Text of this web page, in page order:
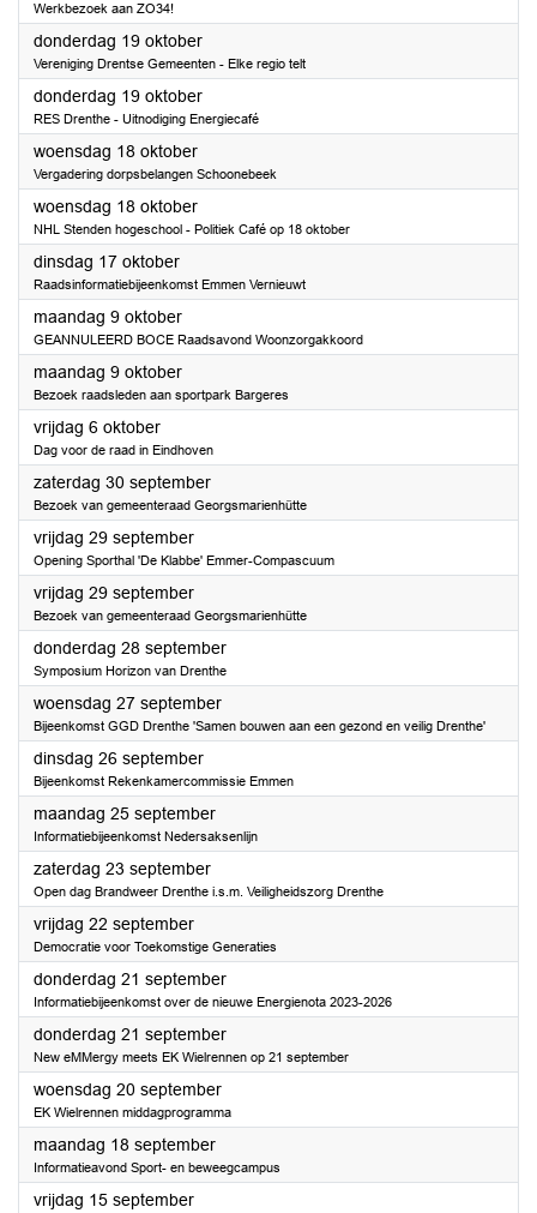
Werkbezoek aan ZO34!
donderdag 19 oktober2023
Vereniging Drentse Gemeenten - Elke regio telt
donderdag 19 oktober2023
RES Drenthe - Uitnodiging Energiecafé
woensdag 18 oktober2023
Vergadering dorpsbelangen Schoonebeek
woensdag 18 oktober2023
NHL Stenden hogeschool - Politiek Café op 18 oktober
dinsdag 17 oktober2023
Raadsinformatiebijeenkomst Emmen Vernieuwt
maandag 9 oktober2023
GEANNULEERD BOCE Raadsavond Woonzorgakkoord
maandag 9 oktober2023
Bezoek raadsleden aan sportpark Bargeres
vrijdag 6 oktober2023
Dag voor de raad in Eindhoven
zaterdag 30 september2023
Bezoek van gemeenteraad Georgsmarienhütte
vrijdag 29 september2023
Opening Sporthal 'De Klabbe' Emmer-Compascuum
vrijdag 29 september2023
Bezoek van gemeenteraad Georgsmarienhütte
donderdag 28 september2023
Symposium Horizon van Drenthe
woensdag 27 september2023
Bijeenkomst GGD Drenthe 'Samen bouwen aan een gezond en veilig Drenthe'
dinsdag 26 september2023
Bijeenkomst Rekenkamercommissie Emmen
maandag 25 september2023
Informatiebijeenkomst Nedersaksenlijn
zaterdag 23 september2023
Open dag Brandweer Drenthe i.s.m. Veiligheidszorg Drenthe
vrijdag 22 september2023
Democratie voor Toekomstige Generaties
donderdag 21 september2023
Informatiebijeenkomst over de nieuwe Energienota 2023-2026
donderdag 21 september2023
New eMMergy meets EK Wielrennen op 21 september
woensdag 20 september2023
EK Wielrennen middagprogramma
maandag 18 september2023
Informatieavond Sport- en beweegcampus
vrijdag 15 september2023